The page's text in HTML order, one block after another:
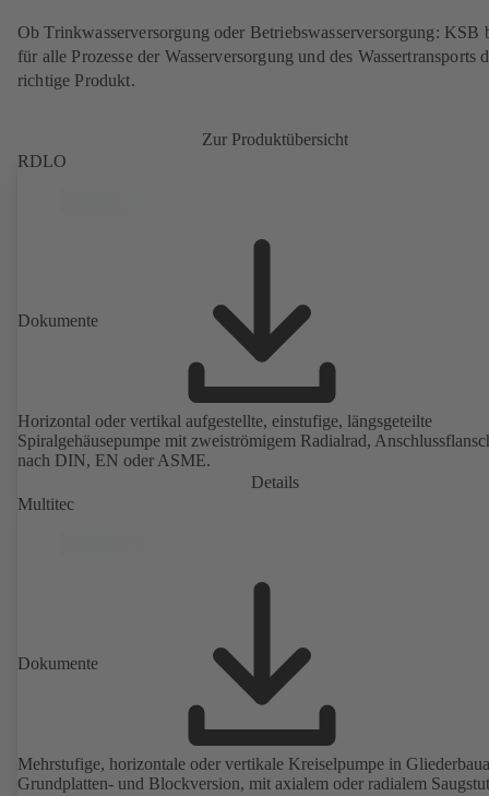
Ob Trinkwasserversorgung oder Betriebswasserversorgung: KSB
für alle Prozesse der Wasserversorgung und des Wassertransports
richtige Produkt.
Zur Produktübersicht
RDLO
Dokumente
Horizontal oder vertikal aufgestellte, einstufige, längsgeteilte
Spiralgehäusepumpe mit zweiströmigem Radialrad,
nach DIN, EN oder ASME.
Details
Multitec
Dokumente
Mehrstufige, horizontale oder vertikale Kreiselpumpe in
Grundplatten- und Blockversion, mit axialem oder radialem